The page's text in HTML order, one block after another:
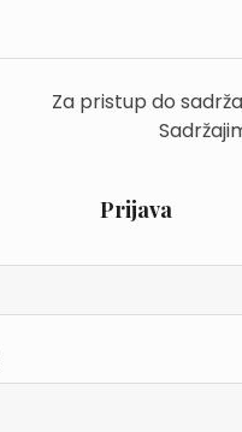
Za pristup do
Prijava